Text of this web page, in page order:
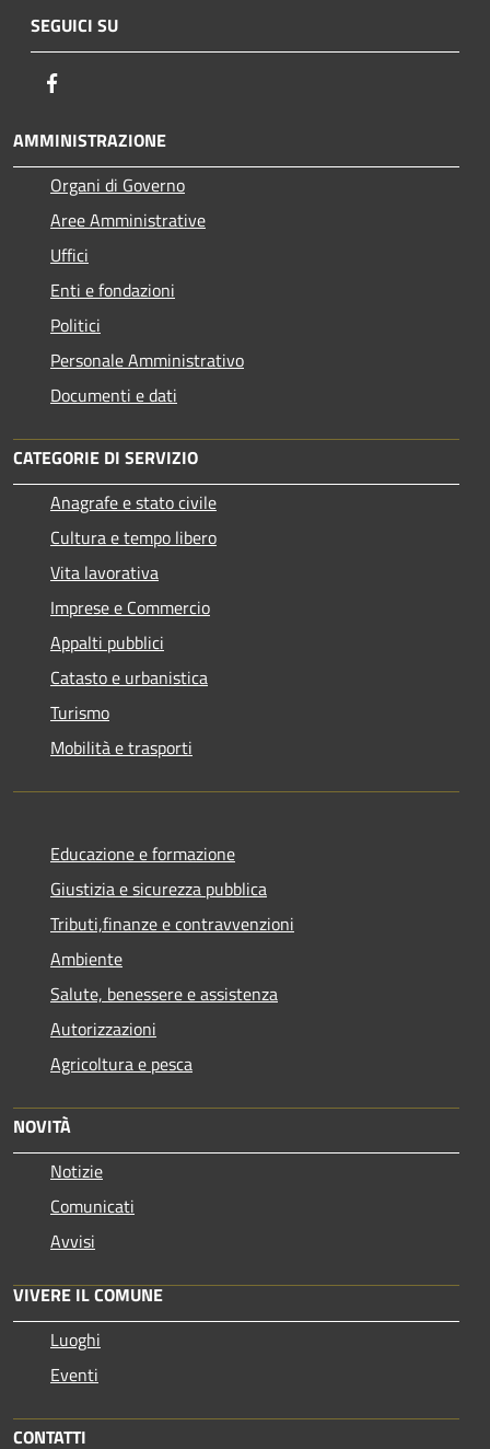
SEGUICI SU
AMMINISTRAZIONE
Organi di Governo
Aree Amministrative
Uffici
Enti e fondazioni
Politici
Personale Amministrativo
Documenti e dati
CATEGORIE DI SERVIZIO
Anagrafe e stato civile
Cultura e tempo libero
Vita lavorativa
Imprese e Commercio
Appalti pubblici
Catasto e urbanistica
Turismo
Mobilità e trasporti
Educazione e formazione
Giustizia e sicurezza pubblica
Tributi,finanze e contravvenzioni
Ambiente
Salute, benessere e assistenza
Autorizzazioni
Agricoltura e pesca
NOVITÀ
Notizie
Comunicati
Avvisi
VIVERE IL COMUNE
Luoghi
Eventi
CONTATTI